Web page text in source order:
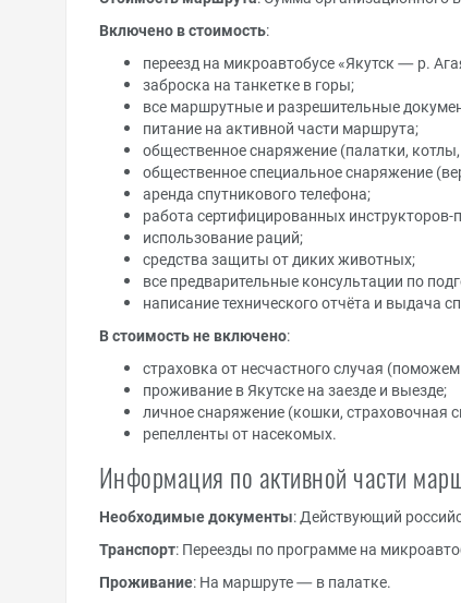
Включено в стоимость:
переезд на микроавтобусе «Якутск — р.
заброска на танкетке в горы;
все маршрутные и разрешительные
питание на активной части маршрута;
общественное снаряжение (палатки,
общественное специальное снаряжение
аренда спутникового телефона;
работа сертифицированных инструкторов-
использование раций;
средства защиты от диких животных;
все предварительные консультации по
написание технического отчёта и выдача
В стоимость не включено:
страховка от несчастного случая
проживание в Якутске на заезде и выезде;
личное снаряжение (кошки, страховочная
репелленты от насекомых.
Информация по активной части
Необходимые документы: Действующий
Транспорт: Переезды по программе на
Проживание: На маршруте — в палатке.